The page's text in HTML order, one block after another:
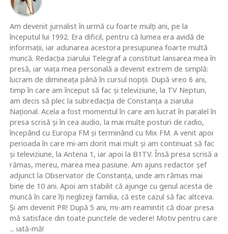
Am devenit jurnalist în urmă cu foarte mulţi ani, pe la
începutul lui 1992. Era dificil, pentru că lumea era avidă de
informaţii, iar adunarea acestora presupunea foarte multă
muncă. Redacţia ziarului Telegraf a constituit lansarea mea în
presă, iar viaţa mea personală a devenit extrem de simplă:
lucram de dimineaţa până în cursul nopţii. După vreo 6 ani,
timp în care am început să fac şi televiziune, la TV Neptun,
am decis să plec la subredacţia de Constanţa a ziarului
Naţional. Acela a fost momentul în care am lucrat în paralel în
presa scrisă şi în cea audio, la mai multe posturi de radio,
începând cu Europa FM şi terminând cu Mix FM. A venit apoi
perioada în care mi-am dorit mai mult şi am continuat să fac
şi televiziune, la Antena 1, iar apoi la B1TV. Însă presa scrisă a
rămas, mereu, marea mea pasiune. Am ajuns redactor şef
adjunct la Observator de Constanţa, unde am rămas mai
bine de 10 ani. Apoi am stabilit că ajunge cu genul acesta de
muncă în care îţi neglizeji familia, că este cazul să fac altceva.
Şi am devenit PR! După 5 ani, mi-am reamintit că doar presa
mă satisface din toate punctele de vedere! Motiv pentru care
... iată-mă!